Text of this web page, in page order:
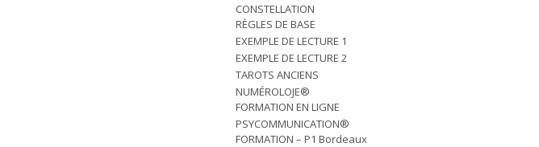
CONSTELLATION
RÈGLES DE BASE
EXEMPLE DE LECTURE 1
EXEMPLE DE LECTURE 2
TAROTS ANCIENS
NUMÉROLOJE®
FORMATION EN LIGNE
PSYCOMMUNICATION®
FORMATION – P1 Bordeaux